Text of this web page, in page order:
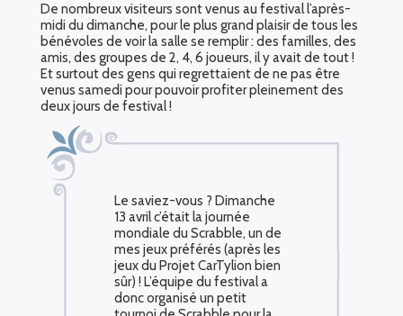
De nombreux visiteurs sont venus au festival l’après-
midi du dimanche, pour le plus grand plaisir de tous les
bénévoles de voir la salle se remplir : des familles, des
amis, des groupes de 2, 4, 6 joueurs, il y avait de tout !
Et surtout des gens qui regrettaient de ne pas être
venus samedi pour pouvoir profiter pleinement des
deux jours de festival !
Le saviez-vous ? Dimanche
13 avril c’était la journée
mondiale du Scrabble, un de
mes jeux préférés (après les
jeux du Projet CarTylion bien
sûr) ! L’équipe du festival a
donc organisé un petit